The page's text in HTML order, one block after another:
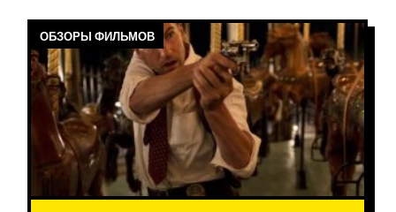
ОБЗОРЫ ФИЛЬМОВ